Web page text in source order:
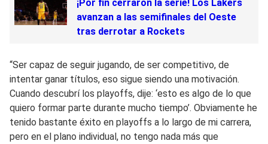
¡Por fin cerraron la serie! Los Lakers
avanzan a las semifinales del Oeste
tras derrotar a Rockets
“Ser capaz de seguir jugando, de ser competitivo, de
intentar ganar títulos, eso sigue siendo una motivación.
Cuando descubrí los playoffs, dije: ‘esto es algo de lo que
quiero formar parte durante mucho tiempo’. Obviamente he
tenido bastante éxito en playoffs a lo largo de mi carrera,
pero en el plano individual, no tengo nada más que